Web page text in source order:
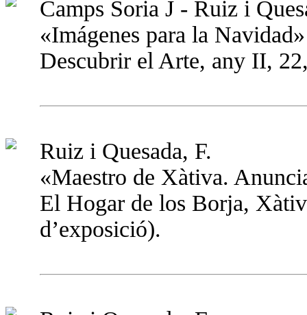
Camps Soria J - Ruiz i
«Imágenes para la Navidad»
Descubrir el Arte, any II,
Ruiz i Quesada, F.
«Maestro de Xàtiva.
El Hogar de los Borja,
d’exposició).